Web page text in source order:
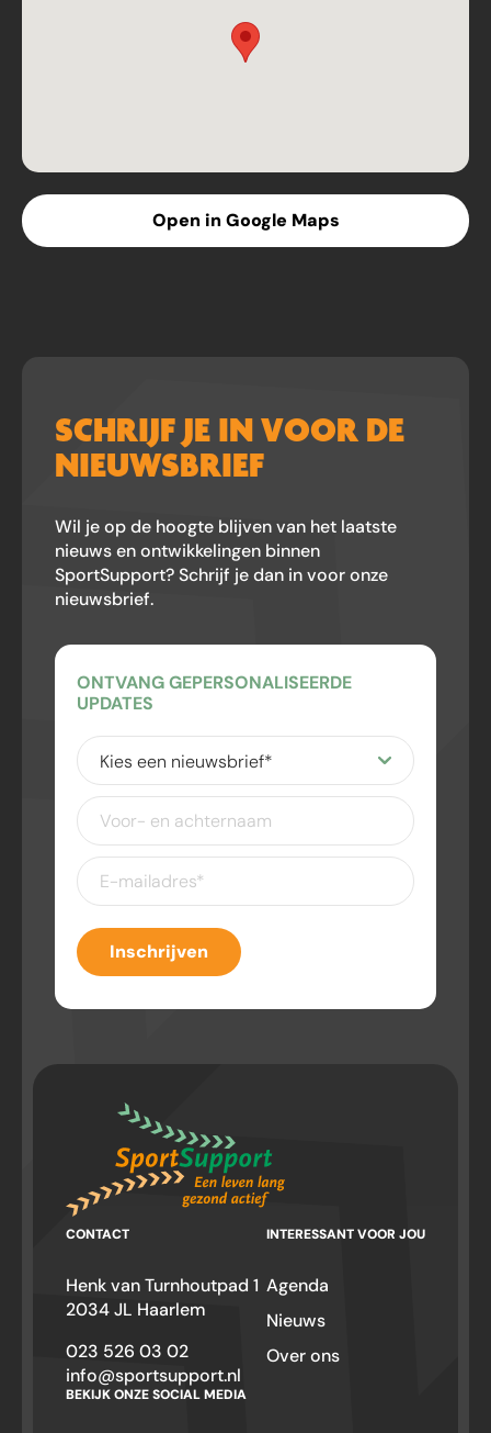
Open in Google Maps
SCHRIJF JE IN VOOR DE
NIEUWSBRIEF
Wil je op de hoogte blijven van het laatste
nieuws en ontwikkelingen binnen
SportSupport? Schrijf je dan in voor onze
nieuwsbrief.
ONTVANG GEPERSONALISEERDE
UPDATES
Kies
een
nieuwsbrief(Vereist)
Voor-
en
achternaam
E-
mailadres(Vereist)
Inschrijven
CONTACT
Henk van Turnhoutpad 1
2034 JL Haarlem
023 526 03 02
info@sportsupport.nl
INTERESSANT VOOR JOU
Agenda
Nieuws
Over ons
BEKIJK ONZE SOCIAL MEDIA